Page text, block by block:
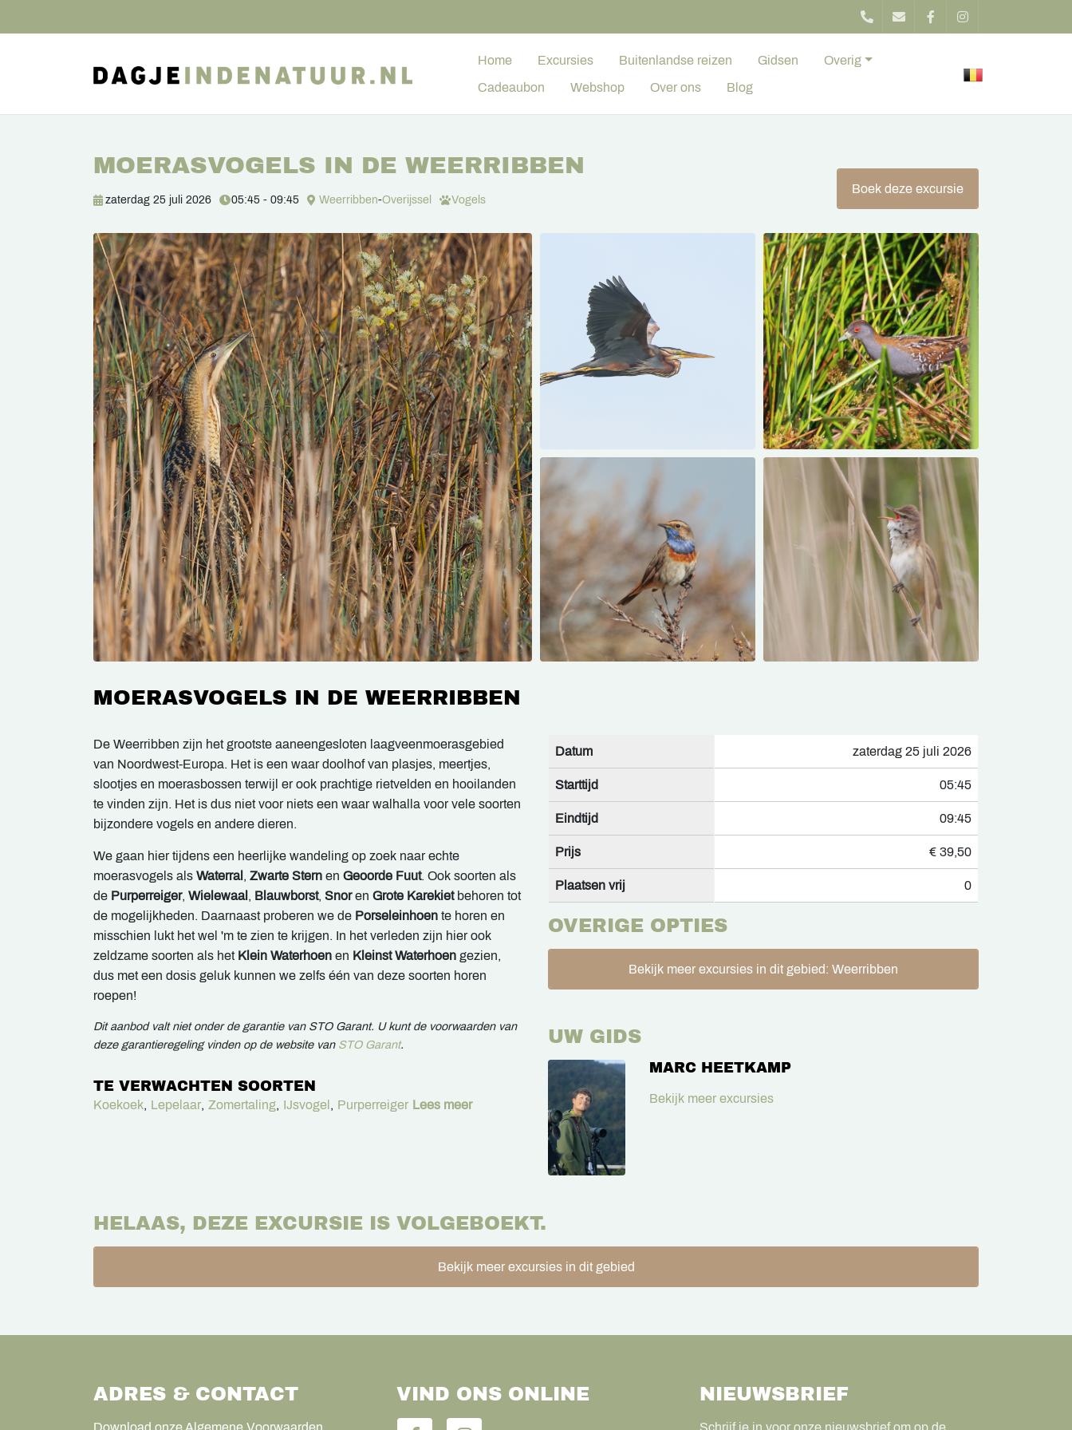
Home Excursies Buitenlandse reizen Gidsen Overig
Cadeaubon Webshop Over ons Blog
MOERASVOGELS IN DE WEERRIBBEN
zaterdag 25 juli 2026 05:45 - 09:45 Weerribben-Overijssel Vogels
Boek deze excursie
MOERASVOGELS IN DE WEERRIBBEN
De Weerribben zijn het grootste aaneengesloten laagveenmoerasgebied
van Noordwest-Europa. Het is een waar doolhof van plasjes, meertjes,
slootjes en moerasbossen terwijl er ook prachtige rietvelden en hooilanden
te vinden zijn. Het is dus niet voor niets een waar walhalla voor vele soorten
bijzondere vogels en andere dieren.
We gaan hier tijdens een heerlijke wandeling op zoek naar echte
moerasvogels als Waterral , Zwarte Stern en Geoorde Fuut. Ook soorten als
de Purperreiger, Wielewaal , Blauwborst, Snoren Grote Karekietbehoren tot
de mogelijkheden. Daarnaast proberen we de Porseleinhoen te horen en
misschien lukt het wel 'm te zien te krijgen. In het verleden zijn hier ook
zeldzame soorten als het Klein Waterhoen en Kleinst Waterhoen gezien,
dus met een dosis geluk kunnen we zelfs één van deze soorten horen
roepen!
Dit aanbod valt niet onder de garantie van STO Garant. U kunt de voorwaarden van
deze garantieregeling vinden op de website van STO Garant.
TE VERWACHTEN SOORTEN
Koekoek, Lepelaar, Zomertaling, IJsvogel , Purperreiger Lees meer
Datum zaterdag 25 juli 2026
Starttijd 05:45
Eindtijd 09:45
Prijs € 39,50
Plaatsen vrij 0
OVERIGE OPTIES
Bekijk meer excursies in dit gebied: Weerribben
UW GIDS
MARC HEETKAMP
Bekijk meer excursies
HELAAS, DEZE EXCURSIE IS VOLGEBOEKT.
Bekijk meer excursies in dit gebied
ADRES & CONTACT VIND ONS ONLINE NIEUWSBRIEF